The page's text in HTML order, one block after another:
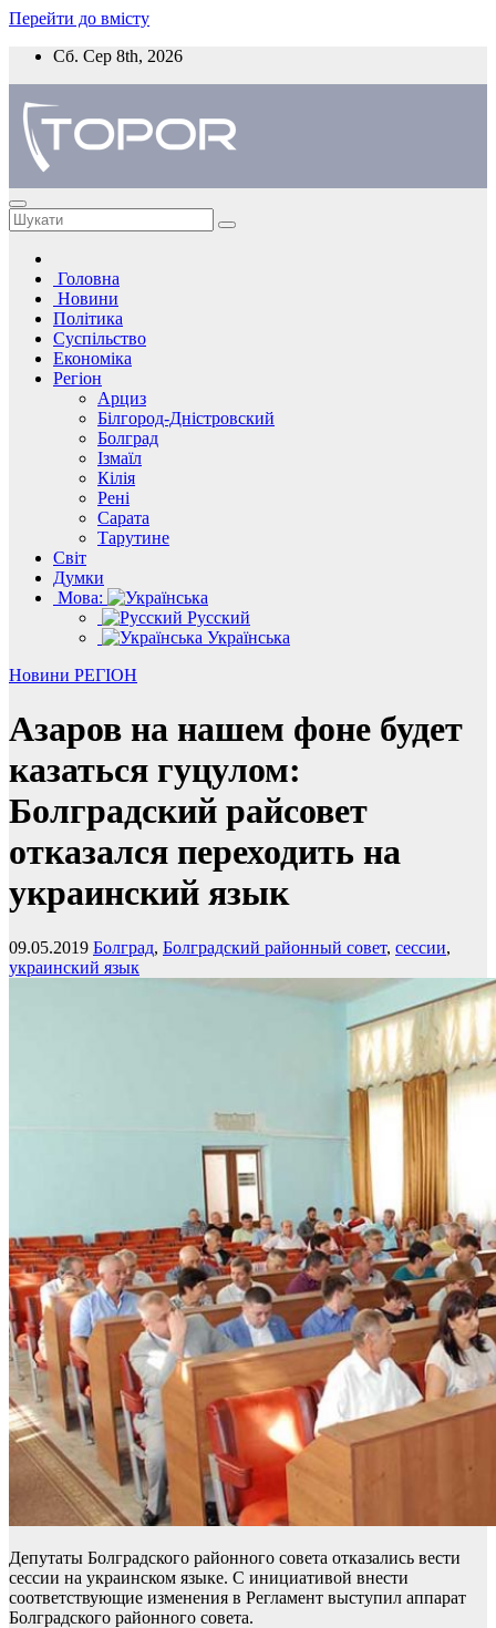
Перейти до вмісту
Сб. Сер 8th, 2026
Головна
Новини
Політика
Суспільство
Економіка
Регіон
Арциз
Білгород-Дністровский
Болград
Ізмаїл
Кілія
Рені
Сарата
Тарутине
Світ
Думки
Мова:
Русский
Українська
Новини РЕГІОН
Азаров на нашем фоне будет
казаться гуцулом:
Болградский райсовет
отказался переходить на
украинский язык
09.05.2019 Болград, Болградский районный совет, сессии,
украинский язык
Депутаты Болградского районного совета отказались вести
сессии на украинском языке. С инициативой внести
соответствующие изменения в Регламент выступил аппарат
Болградского районного совета.